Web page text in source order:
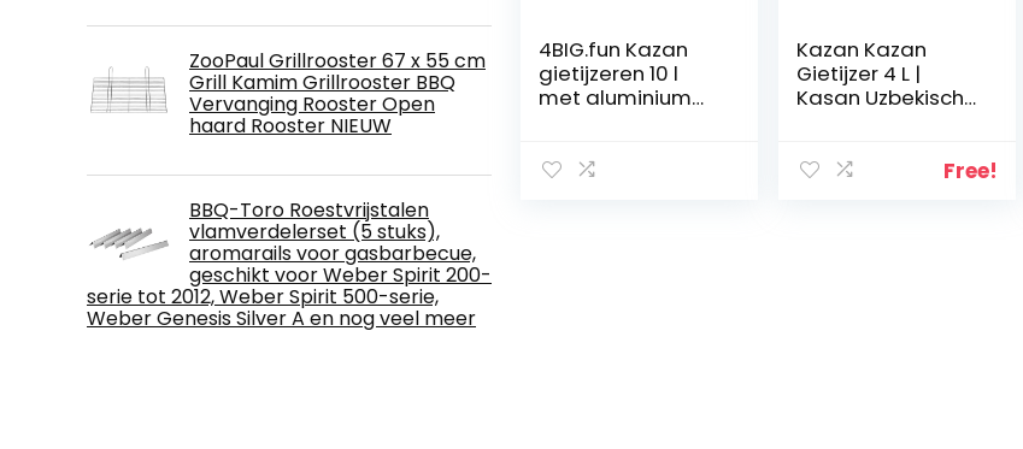
ZooPaul Grillrooster 67 x 55 cm
Grill Kamim Grillrooster BBQ
Vervanging Rooster Open
haard Rooster NIEUW
BBQ-Toro Roestvrijstalen
vlamverdelerset (5 stuks),
aromarails voor gasbarbecue,
geschikt voor Weber Spirit 200-
serie tot 2012, Weber Spirit 500-serie,
Weber Genesis Silver A en nog veel meer
4BIG.fun Kazan
gietijzeren 10 l
met aluminium
met platte
Kazan Kazan
Gietijzer 4 L |
Kasan Uzbekisch |
Usbek Asia panFree!